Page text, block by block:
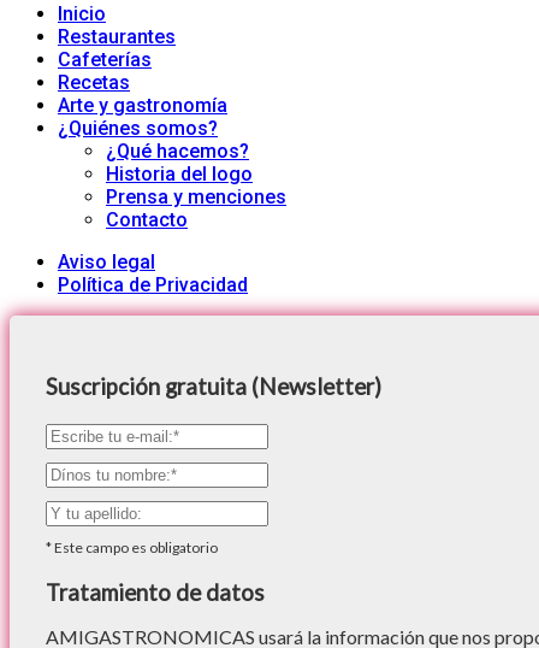
Inicio
Restaurantes
Cafeterías
Recetas
Arte y gastronomía
¿Quiénes somos?
¿Qué hacemos?
Historia del logo
Prensa y menciones
Contacto
Aviso legal
Política de Privacidad
Suscripción gratuita (Newsletter)
*Este campo es obligatorio
Tratamiento de datos
AMIGASTRONOMICAS usará la información que nos